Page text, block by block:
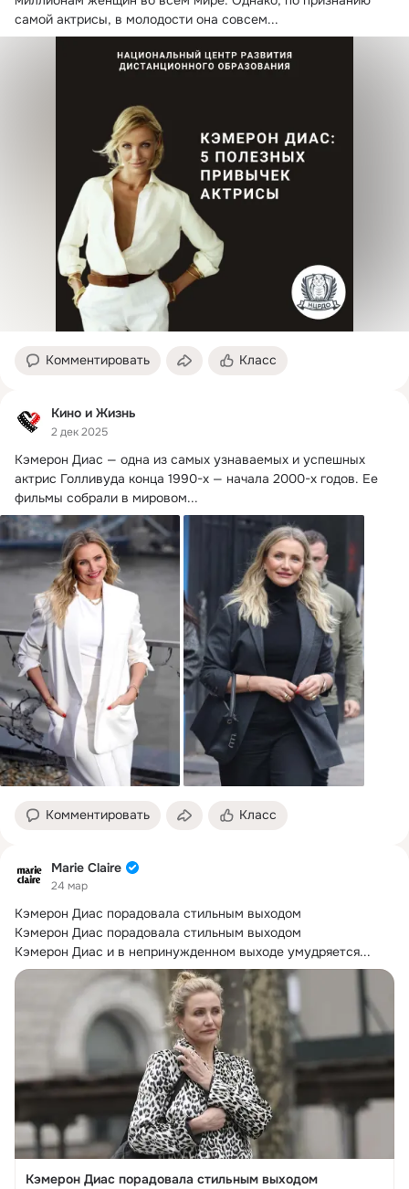
самой актрисы, в молодости она совсем...
Комментировать Класс
Кино и Жизнь
2 дек 2025
Кэмерон Диас — одна из самых узнаваемых и успешных
актрис Голливуда конца 1990-х — начала 2000-х годов. Ее
фильмы собрали в мировом...
Комментировать Класс
Marie Claire
24 мар
Кэмерон Диас порадовала стильным выходом
Кэмерон Диас порадовала стильным выходом
Кэмерон Диас и в непринужденном выходе умудряется...
Кэмерон Диас порадовала стильным выходом